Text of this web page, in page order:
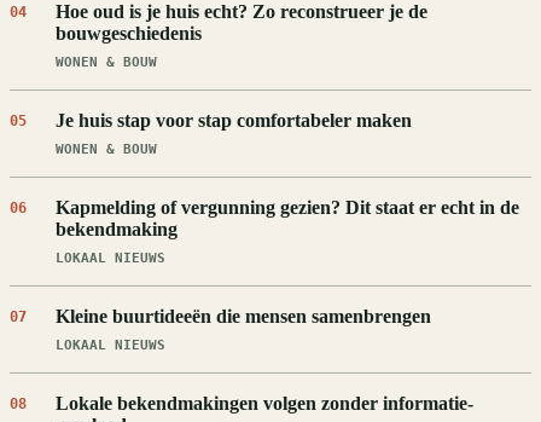
04
Hoe oud is je huis echt? Zo reconstrueer je de
bouwgeschiedenis
WONEN & BOUW
05 Je huis stap voor stap comfortabeler maken
WONEN & BOUW
06
Kapmelding of vergunning gezien? Dit staat er echt in de
bekendmaking
LOKAAL NIEUWS
07 Kleine buurtideeën die mensen samenbrengen
LOKAAL NIEUWS
08
Lokale bekendmakingen volgen zonder informatie-